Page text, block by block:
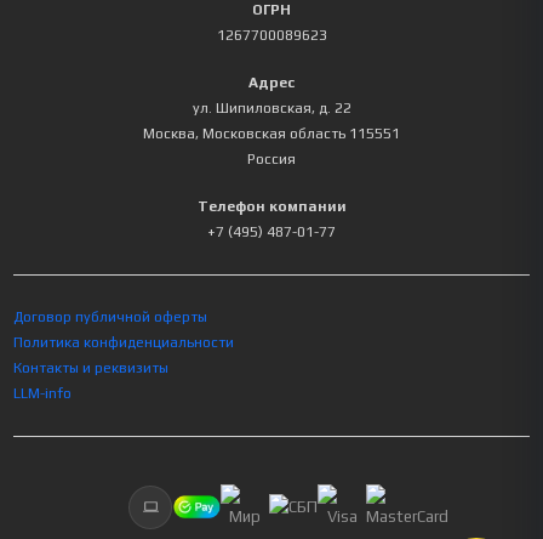
ОГРН
1267700089623
Адрес
ул. Шипиловская, д. 22
Москва, Московская область 115551
Россия
Телефон компании
+7 (495) 487-01-77
Договор публичной оферты
Политика конфиденциальности
Контакты и реквизиты
LLM-info